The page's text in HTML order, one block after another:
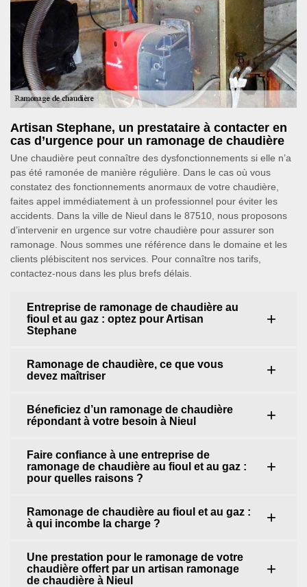
Artisan Stephane, un prestataire à contacter en
cas d’urgence pour un ramonage de chaudière
Une chaudière peut connaître des dysfonctionnements si elle n’a
pas été ramonée de manière régulière. Dans le cas où vous
constatez des fonctionnements anormaux de votre chaudière,
faites appel immédiatement à un professionnel pour éviter les
accidents. Dans la ville de Nieul dans le 87510, nous proposons
d’intervenir en urgence sur votre chaudière pour assurer son
ramonage. Nous sommes une référence dans le domaine et les
clients plébiscitent nos services. Pour connaître nos tarifs,
contactez-nous dans les plus brefs délais.
Entreprise de ramonage de chaudière au
fioul et au gaz : optez pour Artisan
Stephane
Ramonage de chaudière, ce que vous
devez maîtriser
Béneficiez d’un ramonage de chaudière
répondant à votre besoin à Nieul
Faire confiance à une entreprise de
ramonage de chaudière au fioul et au gaz :
pour quelles raisons ?
Ramonage de chaudière au fioul et au gaz :
à qui incombe la charge ?
Une prestation pour le ramonage de votre
chaudière offert par un artisan ramonage
de chaudière à Nieul